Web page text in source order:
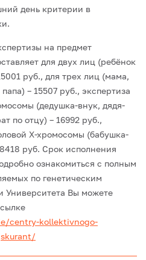
день критерии в
на предмет
для двух лиц (ребёнок
руб., для трех лиц (мама,
– 15507 руб., экспертиза
(дедушка-внук, дядя-
по отцу) – 16992 руб.,
Х-хромосомы (бабушка-
руб. Срок исполнения
ознакомиться с полным
по генетическим
Университета Вы можете
centry-kollektivnogo-